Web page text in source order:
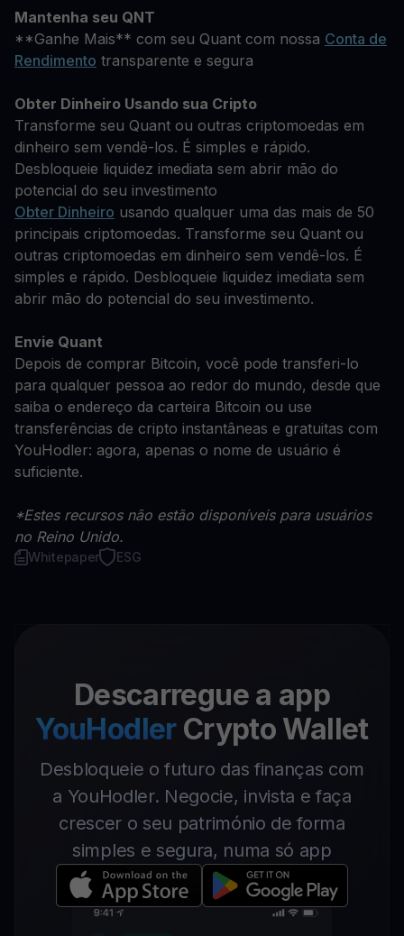
Mantenha seu QNT
**Ganhe Mais** com seu Quant com nossa Conta de
Rendimento transparente e segura
Obter Dinheiro Usando sua Cripto
Transforme seu Quant ou outras criptomoedas em
dinheiro sem vendê-los. É simples e rápido.
Desbloqueie liquidez imediata sem abrir mão do
potencial do seu investimento
Obter Dinheiro usando qualquer uma das mais de 50
principais criptomoedas. Transforme seu Quant ou
outras criptomoedas em dinheiro sem vendê-los. É
simples e rápido. Desbloqueie liquidez imediata sem
abrir mão do potencial do seu investimento.
Envie Quant
Depois de comprar Bitcoin, você pode transferi-lo
para qualquer pessoa ao redor do mundo, desde que
saiba o endereço da carteira Bitcoin ou use
transferências de cripto instantâneas e gratuitas com
YouHodler: agora, apenas o nome de usuário é
suficiente.
*Estes recursos não estão disponíveis para usuários
no Reino Unido.
Whitepaper ESG
Descarregue a app
YouHodler Crypto Wallet
Desbloqueie o futuro das finanças com
a YouHodler. Negocie, invista e faça
crescer o seu património de forma
simples e segura, numa só app